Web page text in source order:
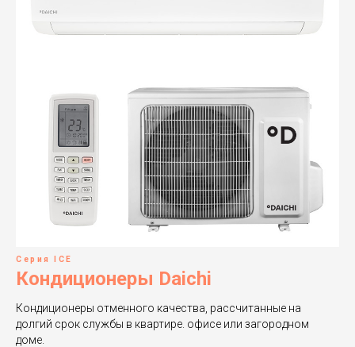
Серия ICE
Кондиционеры Daichi
Кондиционеры отменного качества, рассчитанные на
долгий срок службы в квартире. офисе или загородном
доме.